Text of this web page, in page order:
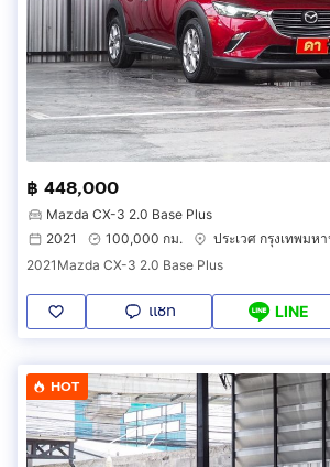
฿ 448,000
Mazda CX-3 2.0 Base Plus
2021
100,000 กม.
ประเวศ กรุงเทพมห
2021Mazda CX-3 2.0 Base Plus
แชท LINE
HOT